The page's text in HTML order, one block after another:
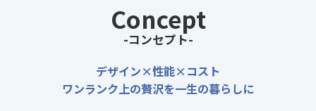
Concept
-コンセプト-
デザイン×性能×コスト
ワンランク上の贅沢を一生の暮らしに